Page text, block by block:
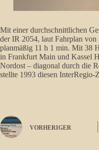
Mit einer durchschnittlichen
der IR 2054, laut Fahrplan
planmäßig 11 h 1 min. Mit 38
in Frankfurt Main und Kassel
Nordost – diagonal durch die
stellte 1993 diesen InterRegio-
VORHERIGER